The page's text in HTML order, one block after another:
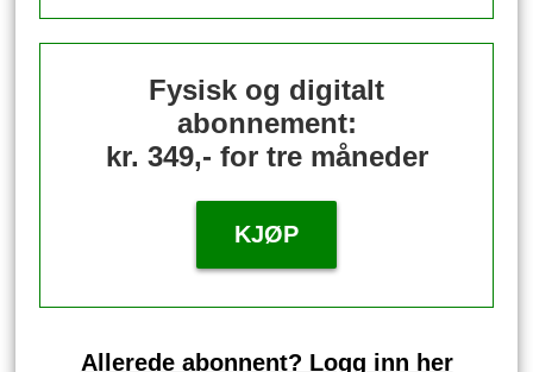
Fysisk og digitalt
abonnement:
kr. 349,- for tre måneder
KJØP
Allerede abonnent? Logg inn her